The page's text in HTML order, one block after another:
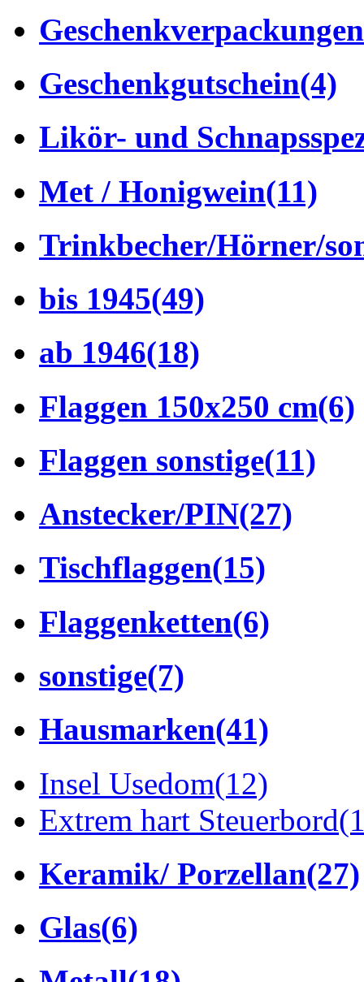
Geschenkverpackungen
Geschenkgutschein(4)
Likör- und
Met / Honigwein(11)
Trinkbecher/Hörner/
bis 1945(49)
ab 1946(18)
Flaggen 150x250 cm(6)
Flaggen sonstige(11)
Anstecker/PIN(27)
Tischflaggen(15)
Flaggenketten(6)
sonstige(7)
Hausmarken(41)
Insel Usedom(12)
Extrem hart Steuerbord
Keramik/ Porzellan(27)
Glas(6)